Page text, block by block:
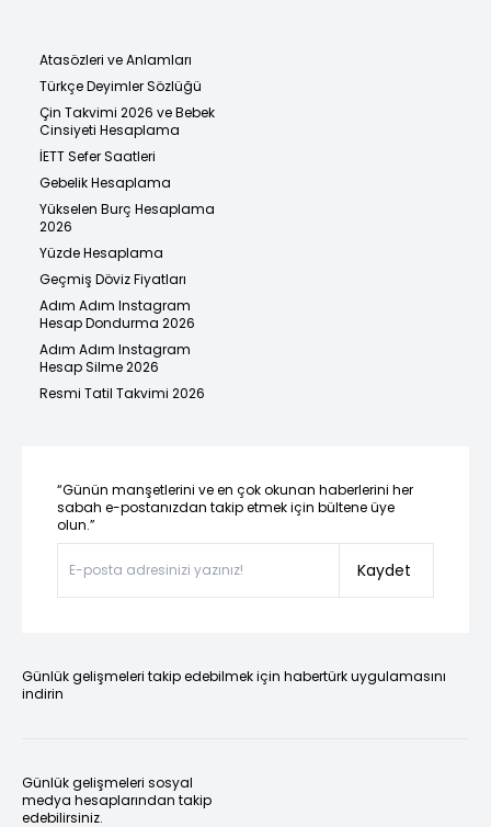
Atasözleri ve Anlamları
Türkçe Deyimler Sözlüğü
Çin Takvimi 2026 ve Bebek
Cinsiyeti Hesaplama
İETT Sefer Saatleri
Gebelik Hesaplama
Yükselen Burç Hesaplama
2026
Yüzde Hesaplama
Geçmiş Döviz Fiyatları
Adım Adım Instagram
Hesap Dondurma 2026
Adım Adım Instagram
Hesap Silme 2026
Resmi Tatil Takvimi 2026
“Günün manşetlerini ve en çok okunan haberlerini her
sabah e-postanızdan takip etmek için bültene üye
olun.”
Kaydet
Günlük gelişmeleri takip edebilmek için habertürk uygulamasını
indirin
Günlük gelişmeleri sosyal
medya hesaplarından takip
edebilirsiniz.